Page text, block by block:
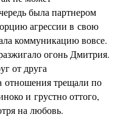
была партнером
агрессии в свою
коммуникацию вовсе.
огонь Дмитрия.
от друга
отношения трещали по
и грустно оттого,
на любовь.